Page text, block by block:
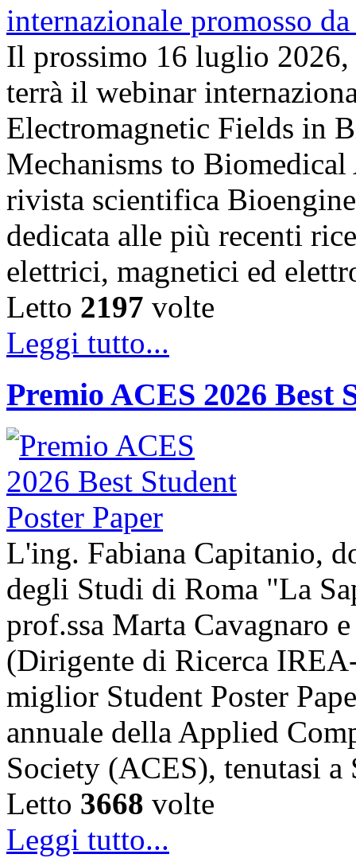
Il prossimo 16 luglio
terrà il webinar
Electromagnetic Fields in
Mechanisms to
rivista scientifica
dedicata alle più recenti
elettrici, magnetici ed
Letto 2197 volte
Leggi tutto...
Premio ACES 2026 Best
L'ing. Fabiana Capitanio,
degli Studi di Roma "La
prof.ssa Marta Cavagnaro
(Dirigente di Ricerca
miglior Student Poster
annuale della Applied
Society (ACES), tenutasi
Letto 3668 volte
Leggi tutto...